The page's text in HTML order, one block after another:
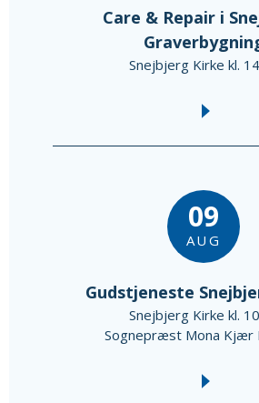
Care & Repair i
Snejbjerg Kirke kl.
09
AUG
Gudstjeneste
Snejbjerg Kirke kl.
Sognepræst Mona Kjær